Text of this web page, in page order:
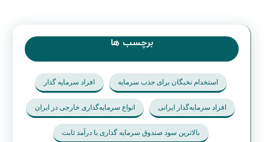
برچسب ها
استخدام نخبگان برای جذب سرمایه افراد سرمایه گذار
افراد سرمایه‌گذار ایرانی انواع سرمایه‌گذاری خارجی در ایران
بالاترین سود صندوق سرمایه گذاری با درآمد ثابت